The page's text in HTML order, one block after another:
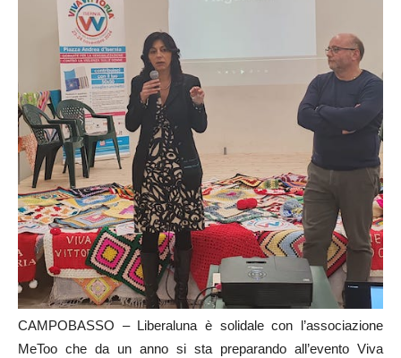
CAMPOBASSO – Liberaluna è solidale con l’associazione
MeToo che da un anno si sta preparando all’evento Viva